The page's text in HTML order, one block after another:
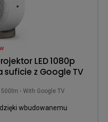
LED 1080p
z Google TV
500lm With Google TV
wbudowanemu